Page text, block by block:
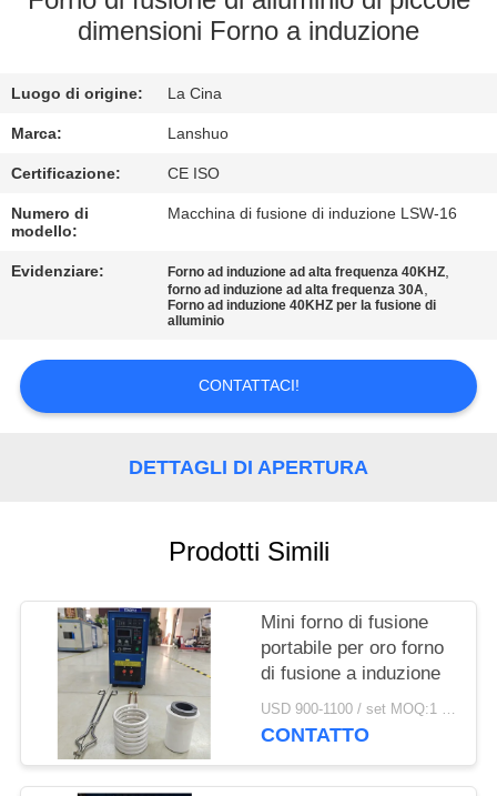
DI
QUALITÀ
CONTATTICI
NOTIZIE
CITAZIONE
POLITICA
SULLA
PRIVACY
dimensioni Forno a induzione
Luogo di origine: La Cina
Marca: Lanshuo
Certificazione: CE ISO
Numero di
modello:
Macchina di fusione di induzione LSW-16
Evidenziare: Forno ad induzione ad alta frequenza 40KHZ,
forno ad induzione ad alta frequenza 30A,
Forno ad induzione 40KHZ per la fusione di
alluminio
CONTATTACI!
DETTAGLI DI APERTURA
Prodotti Simili
Mini forno di fusione
portabile per oro forno
di fusione a induzione
USD 900-1100 / set MOQ:1 set
CONTATTO